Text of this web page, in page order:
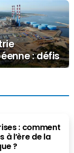
: défis
de
: comment
à l’ère de la
?